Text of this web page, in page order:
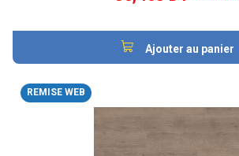
Ajouter au panier
REMISE WEB